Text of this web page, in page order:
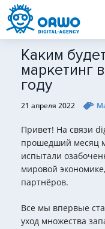
Каким
маркетинг
году
21 апреля 2022
Привет! На связи
прошедший месяц
испытали
мировой
партнёров.
Все мы впервые
уход множества
Назад
Назад
Назад
Назад
Назад
Назад
Назад
Назад
Назад
Назад
Назад
Назад
Назад
Назад
Назад
Назад
Назад
Назад
Назад
Назад